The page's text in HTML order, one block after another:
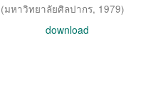
(มหาวิทยาลัยศิลปากร, 1979)
download